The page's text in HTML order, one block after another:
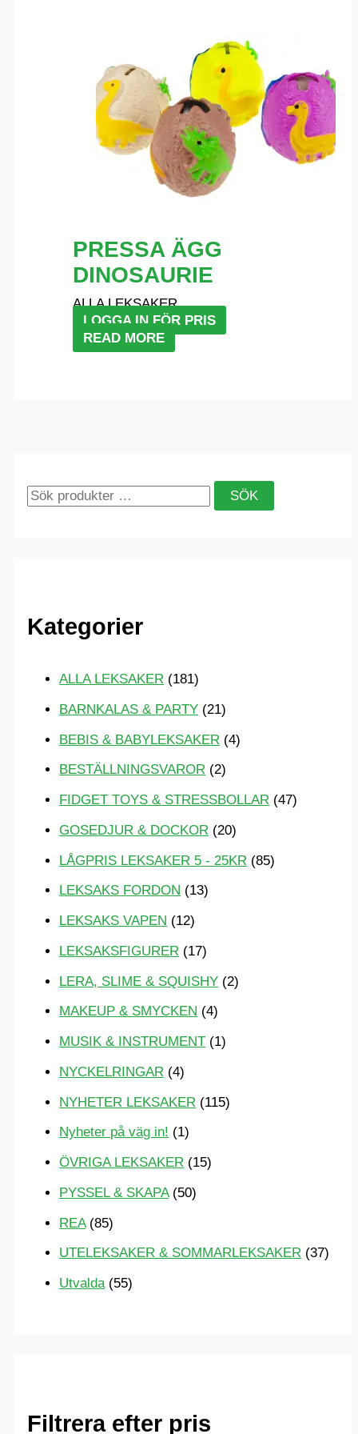
S
SÖK
Kategorier
ALLA LEKSAKER (181)
BARNKALAS & PARTY (21)
BEBIS & BABYLEKSAKER (4)
BESTÄLLNINGSVAROR (2)
FIDGET TOYS & STRESSBOLLAR (47)
GOSEDJUR & DOCKOR (20)
LÅGPRIS LEKSAKER 5 - 25KR (85)
LEKSAKS FORDON (13)
LEKSAKS VAPEN (12)
LEKSAKSFIGURER (17)
LERA, SLIME & SQUISHY (2)
MAKEUP & SMYCKEN (4)
MUSIK & INSTRUMENT (1)
NYCKELRINGAR (4)
NYHETER LEKSAKER (115)
Nyheter på väg in! (1)
ÖVRIGA LEKSAKER (15)
PYSSEL & SKAPA (50)
REA (85)
UTELEKSAKER & SOMMARLEKSAKER (37)
Utvalda (55)
Filtrera efter pris
PRESSA ÄGG
DINOSAURIE
ALLA LEKSAKER
LOGGA IN FÖR PRIS
READ MORE